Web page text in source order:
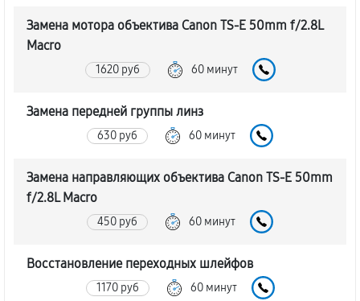
Замена мотора объектива Canon TS-E 50mm f/2.8L
Macro
1620 руб 60 минут
Замена передней группы линз
630 руб 60 минут
Замена направляющих объектива Canon TS-E 50mm
f/2.8L Macro
450 руб 60 минут
Восстановление переходных шлейфов
1170 руб 60 минут